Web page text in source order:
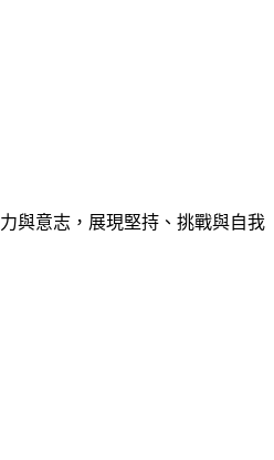
與意志，展現堅持、挑戰與自我